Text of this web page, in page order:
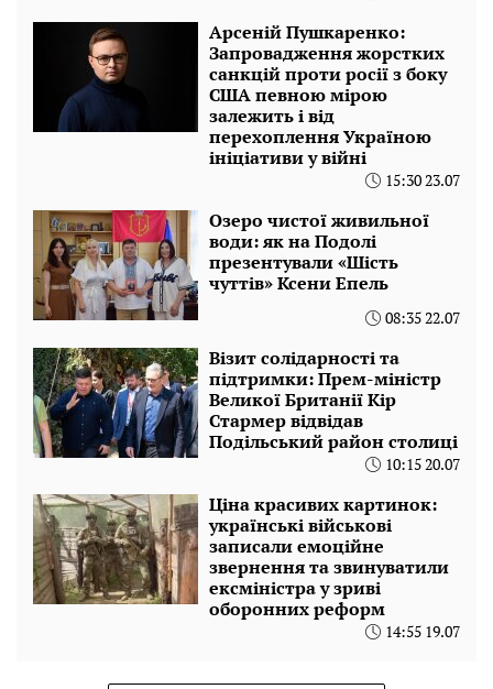
Арсеній Пушкаренко:
Запровадження жорстких
санкцій проти росії з боку
США певною мірою
залежить і від
перехоплення Україною
ініціативи у війні
15:30 23.07
Озеро чистої живильної
води: як на Подолі
презентували «Шість
чуттів» Ксени Епель
08:35 22.07
Візит солідарності та
підтримки: Прем-міністр
Великої Британії Кір
Стармер відвідав
Подільський район столиці
10:15 20.07
Ціна красивих картинок:
українські військові
записали емоційне
звернення та звинуватили
ексміністра у зриві
оборонних реформ
14:55 19.07